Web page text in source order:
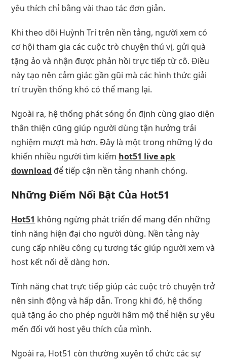
yêu thích chỉ bằng vài thao tác đơn giản.
Khi theo dõi Huỳnh Trí trên nền tảng, người xem có
cơ hội tham gia các cuộc trò chuyện thú vị, gửi quà
tặng ảo và nhận được phản hồi trực tiếp từ cô. Điều
này tạo nên cảm giác gần gũi mà các hình thức giải
trí truyền thống khó có thể mang lại.
Ngoài ra, hệ thống phát sóng ổn định cùng giao diện
thân thiện cũng giúp người dùng tận hưởng trải
nghiệm mượt mà hơn. Đây là một trong những lý do
khiến nhiều người tìm kiếm hot51 live apk
download để tiếp cận nền tảng nhanh chóng.
Những Điểm Nổi Bật Của Hot51
Hot51 không ngừng phát triển để mang đến những
tính năng hiện đại cho người dùng. Nền tảng này
cung cấp nhiều công cụ tương tác giúp người xem và
host kết nối dễ dàng hơn.
Tính năng chat trực tiếp giúp các cuộc trò chuyện trở
nên sinh động và hấp dẫn. Trong khi đó, hệ thống
quà tặng ảo cho phép người hâm mộ thể hiện sự yêu
mến đối với host yêu thích của mình.
Ngoài ra, Hot51 còn thường xuyên tổ chức các sự